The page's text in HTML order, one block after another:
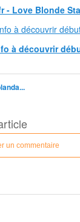
- Love Blonde
à découvrir
un commentaire